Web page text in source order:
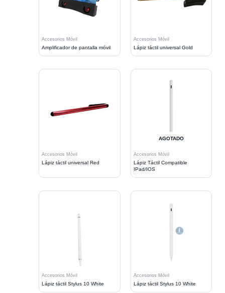
Accesorios Móvil
Amplificador de pantalla móvil
Accesorios Móvil
Lápiz táctil universal Gold
Accesorios Móvil
Lápiz táctil universal Red
AGOTADO
Accesorios Móvil
Lápiz Táctil Compatible
IPad/IOS
Accesorios Móvil
Lápiz táctil Stylus 10 White
Accesorios Móvil
Lápiz táctil Stylus 10 White